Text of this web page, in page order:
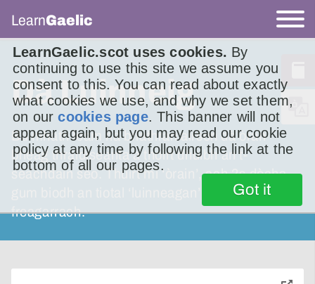
LearnGaelic.scot uses cookies. By
continuing to use this site we assume you
consent to this. You can read about exactly
what cookies we use, and why we set them,
on ourcookies page. This banner will not
appear again, but you may read our cookie
policy at any time by following the link at the
bottom of all our pages.
Got it
LearnGaelic
Dà Luinneig
Bu mhath leam na briathran airson dà òran
bheag thraidiseanta a thoirt dhuibh an t-
seachdain seo. Thuirt mi ‘òrain’, ach ?s dòcha
gum biodh an tiotal ‘luinneagan’ a cheart cho
freagarrach.